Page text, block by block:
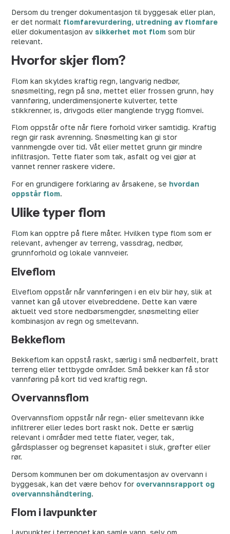
Dersom du trenger dokumentasjon til byggesak eller plan,
er det normalt flomfarevurdering, utredning av flomfare
eller dokumentasjon av sikkerhet mot flom som blir
relevant.
Hvorfor skjer flom?
Flom kan skyldes kraftig regn, langvarig nedbør,
snøsmelting, regn på snø, mettet eller frossen grunn, høy
vannføring, underdimensjonerte kulverter, tette
stikkrenner, is, drivgods eller manglende trygg flomvei.
Flom oppstår ofte når flere forhold virker samtidig. Kraftig
regn gir rask avrenning. Snøsmelting kan gi stor
vannmengde over tid. Våt eller mettet grunn gir mindre
infiltrasjon. Tette flater som tak, asfalt og vei gjør at
vannet renner raskere videre.
For en grundigere forklaring av årsakene, se hvordan
oppstår flom.
Ulike typer flom
Flom kan opptre på flere måter. Hvilken type flom som er
relevant, avhenger av terreng, vassdrag, nedbør,
grunnforhold og lokale vannveier.
Elveflom
Elveflom oppstår når vannføringen i en elv blir høy, slik at
vannet kan gå utover elvebreddene. Dette kan være
aktuelt ved store nedbørsmengder, snøsmelting eller
kombinasjon av regn og smeltevann.
Bekkeflom
Bekkeflom kan oppstå raskt, særlig i små nedbørfelt, bratt
terreng eller tettbygde områder. Små bekker kan få stor
vannføring på kort tid ved kraftig regn.
Overvannsflom
Overvannsflom oppstår når regn- eller smeltevann ikke
infiltrerer eller ledes bort raskt nok. Dette er særlig
relevant i områder med tette flater, veger, tak,
gårdsplasser og begrenset kapasitet i sluk, grøfter eller
rør.
Dersom kommunen ber om dokumentasjon av overvann i
byggesak, kan det være behov for overvannsrapport og
overvannshåndtering.
Flom i lavpunkter